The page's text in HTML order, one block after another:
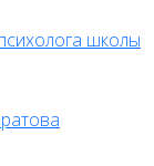
школы